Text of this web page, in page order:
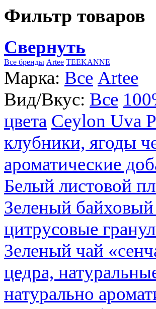
Фильтр товаров
Свернуть
Все бренды Artee TEEKANNE
Марка: Все Artee
Вид/Вкус: Все
цвета Ceylon Uva
клубники, ягоды
ароматические
Белый листовой
Зеленый байховый
цитрусовые
Зеленый чай
цедра,
натурально